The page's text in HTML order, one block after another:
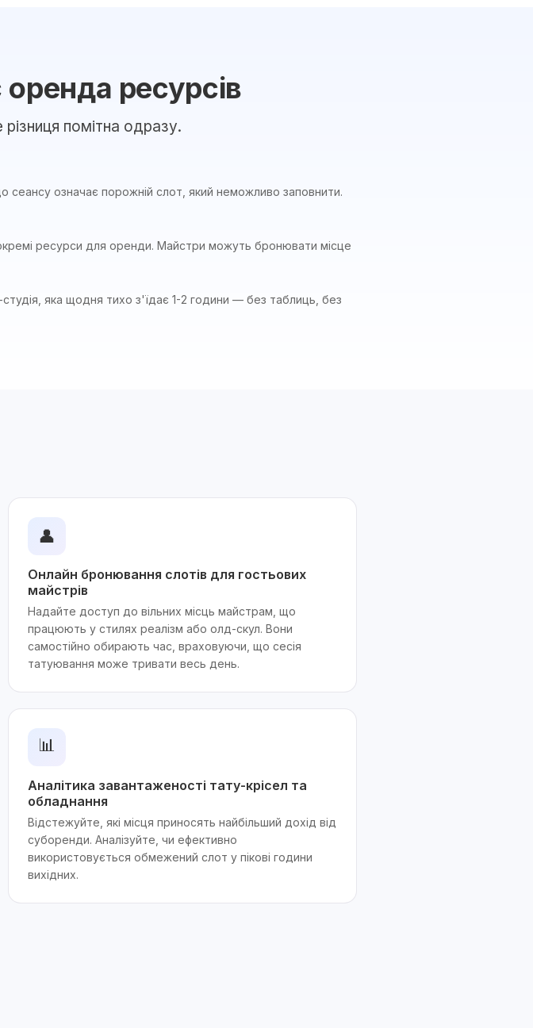
ресурсів
помітна одразу.
означає порожній слот, який неможливо заповнити.
ресурси для оренди. Майстри можуть бронювати місце
яка щодня тихо з'їдає 1-2 години — без таблиць, без
👤
Онлайн бронювання слотів для гостьових
майстрів
Надайте доступ до вільних місць майстрам, що
працюють у стилях реалізм або олд-скул. Вони
самостійно обирають час, враховуючи, що сесія
татуювання може тривати весь день.
📊
Аналітика завантаженості тату-крісел та
обладнання
Відстежуйте, які місця приносять найбільший дохід від
суборенди. Аналізуйте, чи ефективно
використовується обмежений слот у пікові години
вихідних.